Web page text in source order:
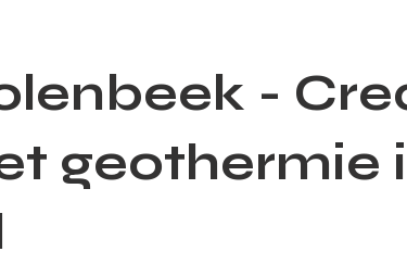
-
geothermie